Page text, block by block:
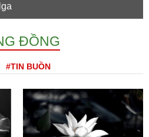
ĐỒNG
#TIN BUỒN